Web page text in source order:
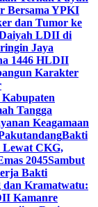
Bersama YPKI
dan Tumor ke
LDII di
Jaya
1446 HLDII
Karakter
Tangga
Keagamaan
Bakti
Lewat CKG,
2045Sambut
Bakti
dan Kramatwatu:
Kamanre